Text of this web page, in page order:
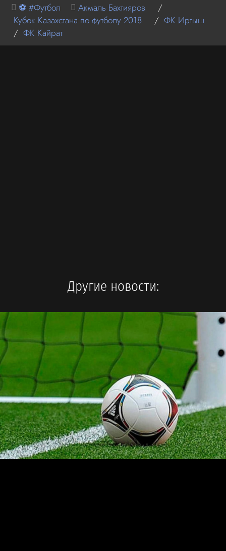
⚽ #Футбол Акмаль Бахтияров
/
Кубок Казахстана по футболу 2018
/ ФК Иртыш
/ ФК Кайрат
Другие новости: